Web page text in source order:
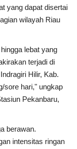
yang dapat disertai
wilayah Riau
lebat yang
terjadi di
Hilir, Kab.
sore hari," ungkap
Pekanbaru,
berawan.
intensitas ringan